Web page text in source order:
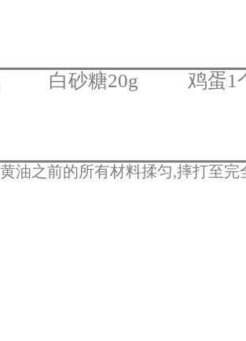
白砂糖20g 鸡蛋1
黄油之前的所有材料揉匀,摔打至